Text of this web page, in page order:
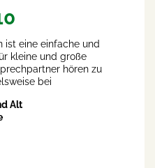
ist eine einfache und
kleine und große
hören zu
bei
Alt